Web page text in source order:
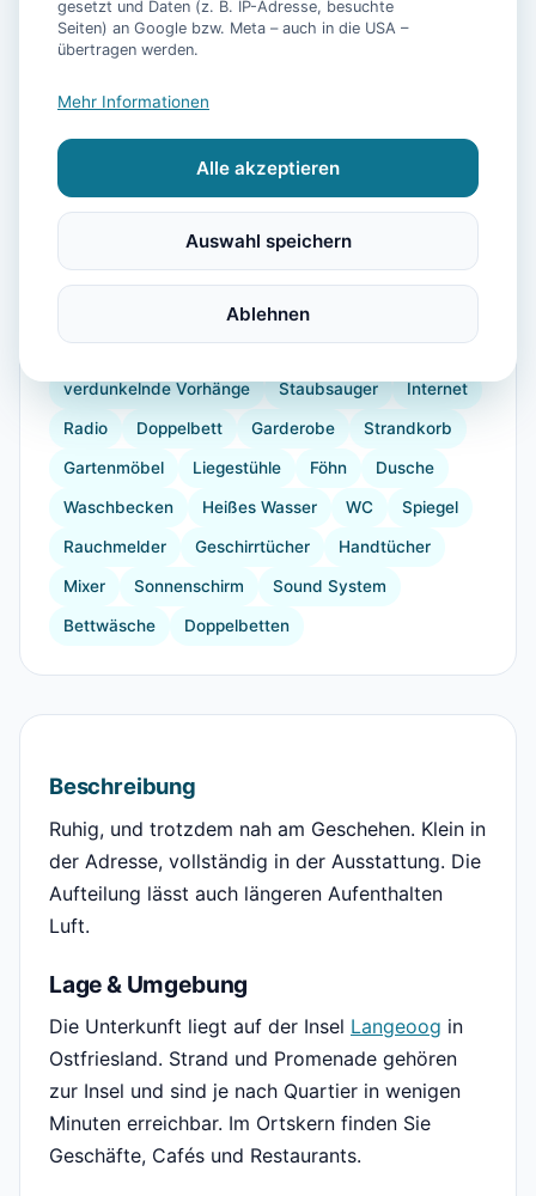
Ausstattung
WLAN
Kühlschrank Mikrowelle
Geschirrspüler Terrasse Garten
Herdplatte
Gefrierfach Backofen Toaster
verdunkelnde Vorhänge Staubsauger Internet
Radio Doppelbett Garderobe Strandkorb
Gartenmöbel Liegestühle Föhn Dusche
Waschbecken Heißes Wasser WC Spiegel
Rauchmelder Geschirrtücher Handtücher
Mixer Sonnenschirm Sound System
Bettwäsche Doppelbetten
Beschreibung
Ruhig, und trotzdem nah am Geschehen. Klein in
der Adresse, vollständig in der Ausstattung. Die
Aufteilung lässt auch längeren Aufenthalten
Luft.
Lage & Umgebung
Die Unterkunft liegt auf der Insel Langeoog in
Ostfriesland. Strand und Promenade gehören
zur Insel und sind je nach Quartier in wenigen
Minuten erreichbar. Im Ortskern finden Sie
Geschäfte, Cafés und Restaurants.
gesetzt und Daten (z. B. IP-Adresse, besuchte
Seiten) an Google bzw. Meta – auch in die USA –
übertragen werden.
Mehr Informationen
Alle akzeptieren
Auswahl speichern
Ablehnen